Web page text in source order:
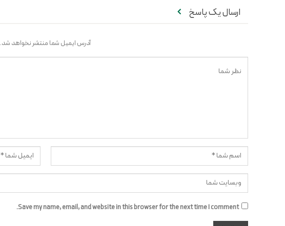
ارسال یک پاسخ
آدرس ایمیل شما منتشر نخواهد شد.
Save my name, email, and website in this browser for the next time I comment.